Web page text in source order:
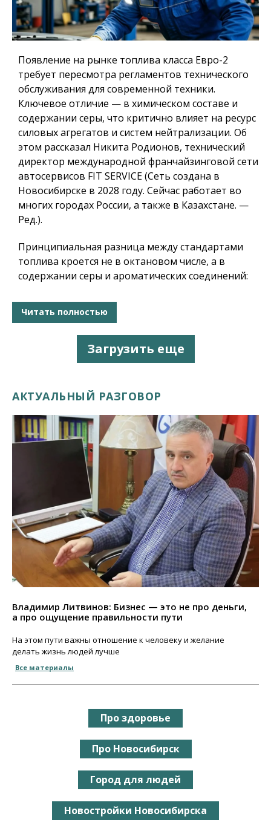
Появление на рынке топлива класса Евро-2
требует пересмотра регламентов технического
обслуживания для современной техники.
Ключевое отличие — в химическом составе и
содержании серы, что критично влияет на ресурс
силовых агрегатов и систем нейтрализации. Об
этом рассказал Никита Родионов, технический
директор международной франчайзинговой сети
автосервисов FIT SERVICE (Сеть создана в
Новосибирске в 2028 году. Сейчас работает во
многих городах России, а также в Казахстане. —
Ред.).
Принципиальная разница между стандартами
топлива кроется не в октановом числе, а в
содержании серы и ароматических соединений:
Читать полностью
Загрузить еще
АКТУАЛЬНЫЙ РАЗГОВОР
Владимир Литвинов: Бизнес — это не про деньги,
а про ощущение правильности пути
На этом пути важны отношение к человеку и желание
делать жизнь людей лучше
Все материалы
Про здоровье
Про Новосибирск
Город для людей
Новостройки Новосибирска